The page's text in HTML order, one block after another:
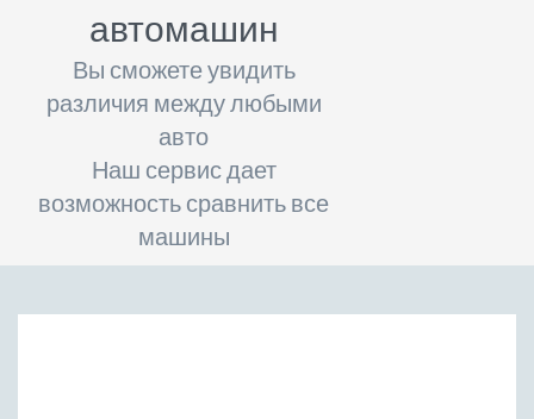
автомашин
Вы сможете увидить
различия между любыми
авто
Наш сервис дает
возможность сравнить все
машины